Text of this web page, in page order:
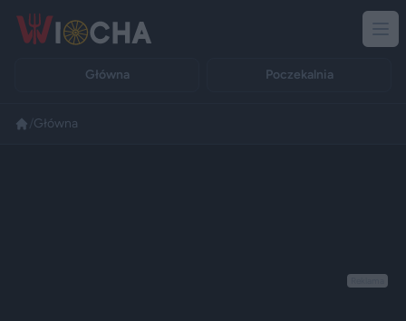
Główna Poczekalnia
Główna